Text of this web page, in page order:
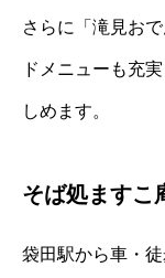
さらに「滝見お
ドメニューも充
しめます。
そば処ますこ
袋田駅から車・